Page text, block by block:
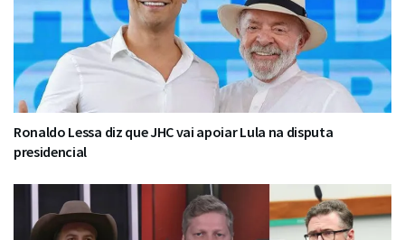
Ronaldo Lessa diz que JHC vai apoiar Lula na disputa
presidencial